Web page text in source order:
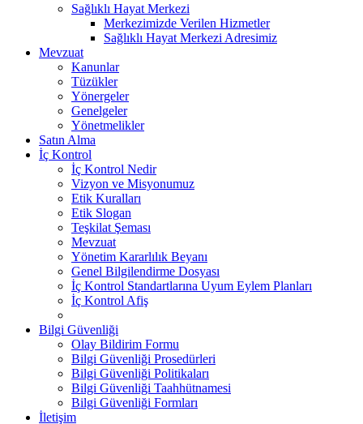
Sağlıklı Hayat Merkezi
Merkezimizde Verilen Hizmetler
Sağlıklı Hayat Merkezi Adresimiz
Mevzuat
Kanunlar
Tüzükler
Yönergeler
Genelgeler
Yönetmelikler
Satın Alma
İç Kontrol
İç Kontrol Nedir
Vizyon ve Misyonumuz
Etik Kuralları
Etik Slogan
Teşkilat Şeması
Mevzuat
Yönetim Kararlılık Beyanı
Genel Bilgilendirme Dosyası
İç Kontrol Standartlarına Uyum Eylem Planları
İç Kontrol Afiş
Bilgi Güvenliği
Olay Bildirim Formu
Bilgi Güvenliği Prosedürleri
Bilgi Güvenliği Politikaları
Bilgi Güvenliği Taahhütnamesi
Bilgi Güvenliği Formları
İletişim